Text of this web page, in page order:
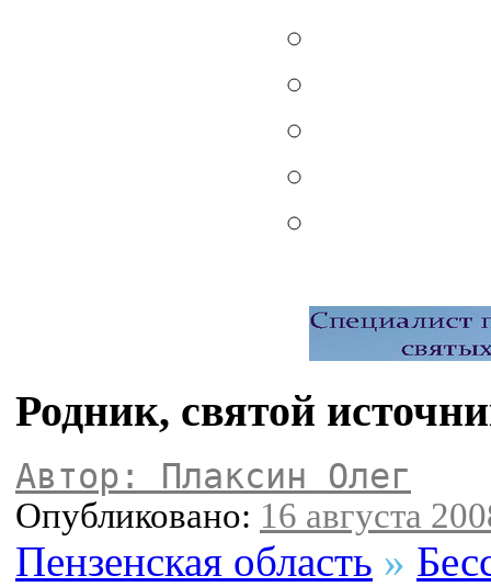
Родник, святой
Автор: Плаксин Олег
Опубликовано: 16 августа
Пензенская область »